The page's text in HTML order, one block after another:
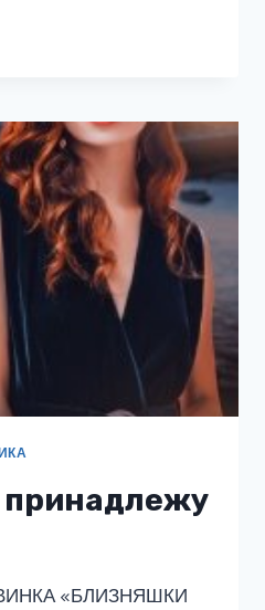
принадлежу
«БЛИЗНЯШКИ